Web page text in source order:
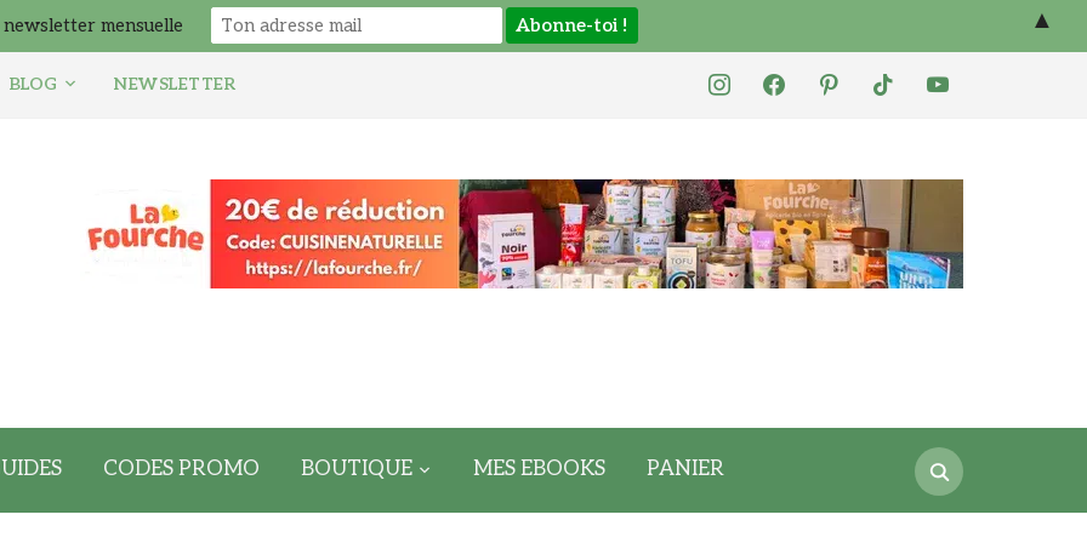
instagramfacebookpinteresttiktok youtube
BLOG NEWSLETTER
Search
for:
CODES PROMO BOUTIQUE MES EBOOKS PANIER
newsletter mensuelle ▲